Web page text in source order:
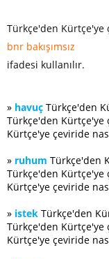
Türkçe'den Kürtçe'ye
bnr bakışımsız
ifadesi kullanılır.
» havuç Türkçe'den
Türkçe'den Kürtçe'ye
Kürtçe'ye çeviride
» ruhum Türkçe'den
Türkçe'den Kürtçe'ye
Kürtçe'ye çeviride
» istek Türkçe'den
Türkçe'den Kürtçe'ye
Kürtçe'ye çeviride